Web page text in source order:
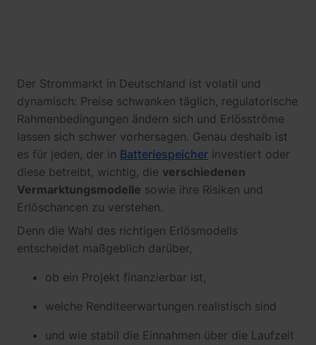
Der Strommarkt in Deutschland ist volatil und
dynamisch: Preise schwanken täglich, regulatorische
Rahmenbedingungen ändern sich und Erlösströme
lassen sich schwer vorhersagen. Genau deshalb ist
es für jeden, der in Batteriespeicher investiert oder
diese betreibt, wichtig, die verschiedenen
Vermarktungsmodelle sowie ihre Risiken und
Erlöschancen zu verstehen.
Denn die Wahl des richtigen Erlösmodells
entscheidet maßgeblich darüber,
ob ein Projekt finanzierbar ist,
welche Renditeerwartungen realistisch sind
und wie stabil die Einnahmen über die Laufzeit